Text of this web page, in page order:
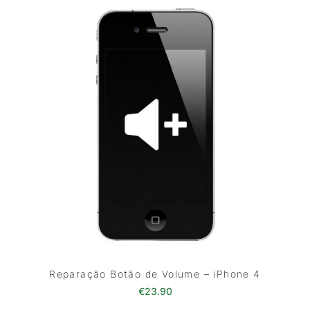
Reparação Botão de Volume – iPhone 4
€23.90